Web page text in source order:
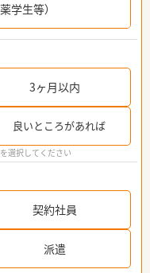
学生等）
3ヶ月以内
良いところがあれば
選択してください
契約社員
派遣